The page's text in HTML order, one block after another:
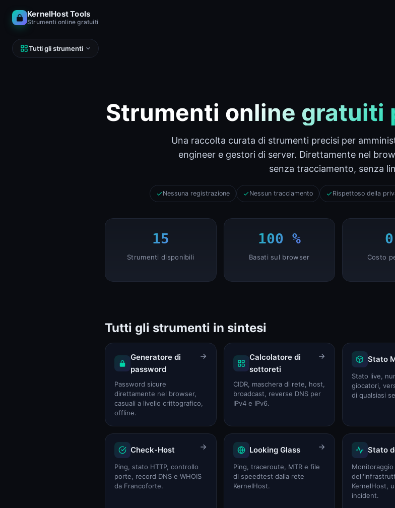
KernelHost Tools
Strumenti online gratuiti
Tutti gli strumenti
Check-Host (ping, HTTP, porta, DNS, info IP)
Check-Host
DNS Lookup (A, AAAA, MX, TXT, SPF, DKIM, DMARC)
Reverse DNS Lookup (PTR, FCrDNS, ASN)
Calcolatore di larghezza di banda SSL Checker
HTTP Header Inspector (risposta, sicurezza, redirect)
Generatore di password
UUID Generator (v4, v7, ULID, NanoID)
Stato server Minecraft Stato TeamSpeak 3
Calcolatore costo elettricità
Calcolatore costo elettricità
Strumenti online gratuiti
Una raccolta curata di strumenti precisi per
engineer e gestori di server. Direttamente nel
senza tracciamento, senza
Nessuna registrazione Nessun tracciamento Rispettoso della
15
Strumenti disponibili
100 %
Basati sul browser Costo
Tutti gli strumenti in sintesi
Generatore di
password
Password sicure
direttamente nel browser,
casuali a livello crittografico,
offline.
Calcolatore di
sottoreti
CIDR, maschera di rete, host,
broadcast, reverse DNS per
IPv4 e IPv6.
Stato
Stato live,
giocatori,
di qualsiasi
Check-Host
Ping, stato HTTP, controllo
porte, record DNS e WHOIS
da Francoforte.
Looking Glass
Ping, traceroute, MTR e file
di speedtest dalla rete
KernelHost.
Stato
KernelHost,
incident.